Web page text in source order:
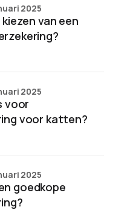
van een
2025
voor
voor katten?
2025
goedkope
2025